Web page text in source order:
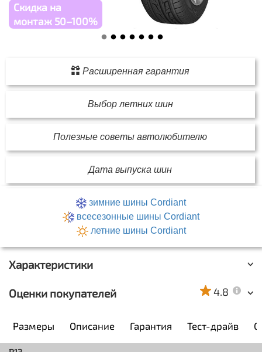
Скидка на
монтаж 50–100%
Расширенная гарантия
Выбор летних шин
Полезные советы автолюбителю
Дата выпуска шин
зимние шины Cordiant
всесезонные шины Cordiant
летние шины Cordiant
Характеристики
Оценки покупателей 4.8
Размеры Описание Гарантия Тест-драйв